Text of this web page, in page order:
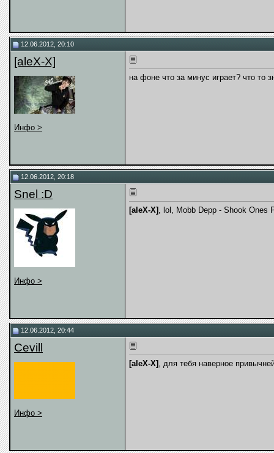
12.06.2012, 20:10
[aleX-X]
Инфо >
на фоне что за минус играет? что то
12.06.2012, 20:18
Snel :D
Инфо >
[aleX-X] , lol, Mobb Depp - Shook Ones
12.06.2012, 20:44
Cevill
Инфо >
[aleX-X] , для тебя наверное